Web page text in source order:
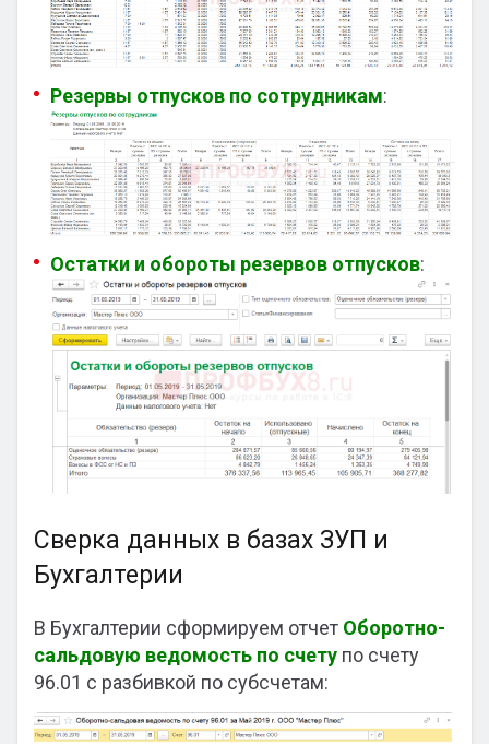
Резервы отпусков по сотрудникам:
Остатки и обороты резервов отпусков:
Сверка данных в базах ЗУП и
Бухгалтерии
В Бухгалтерии сформируем отчет Оборотно-
сальдовую ведомость по счету по счету
96.01 с разбивкой по субсчетам: